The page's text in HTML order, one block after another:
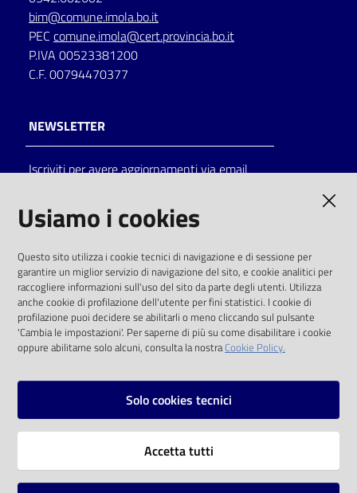
bim@comune.imola.bo.it
PEC comune.imola@cert.provincia.bo.it
P.IVA 00523381200
C.F. 00794470377
NEWSLETTER
Iscriviti per avere aggiornamenti via email
solo alle condizioni previste dalla direttiva
comunitaria 2003/98/CE e dal d.lgs. 36/2006
SOCIAL
Instagram
Vai alla pagina
Usiamo i cookies
Questo sito utilizza i cookie tecnici di navigazione e di sessione per
garantire un miglior servizio di navigazione del sito, e cookie analitici per
raccogliere informazioni sull'uso del sito da parte degli utenti. Utilizza
anche cookie di profilazione dell'utente per fini statistici. I cookie di
profilazione puoi decidere se abilitarli o meno cliccando sul pulsante
'Cambia le impostazioni'. Per saperne di più su come disabilitare i cookie
oppure abilitarne solo alcuni, consulta la nostraCookie Policy.
Solo cookies tecnici
Accetta tutti